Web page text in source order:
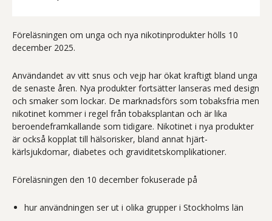
Föreläsningen om unga och nya nikotinprodukter hölls 10
december 2025.
Användandet av vitt snus och vejp har ökat kraftigt bland unga
de senaste åren. Nya produkter fortsätter lanseras med design
och smaker som lockar. De marknadsförs som tobaksfria men
nikotinet kommer i regel från tobaksplantan och är lika
beroendeframkallande som tidigare. Nikotinet i nya produkter
är också kopplat till hälsorisker, bland annat hjärt-
kärlsjukdomar, diabetes och graviditetskomplikationer.
Föreläsningen den 10 december fokuserade på
hur användningen ser ut i olika grupper i Stockholms län